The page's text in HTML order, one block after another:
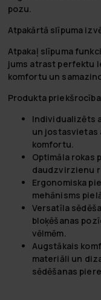
pozu.
Atpakārtā slīpuma
Atpakaļ slīpuma
jums atrast perfektu
komfortu un
Produkta
Individualizēts
un jostasvietas
komfortu.
Optimāla rokas
daudzvirzienu
Ergonomiska
mehānisms
Versatīla
bloķēšanas
vēlmēm.
Augstākais
materiāli un
sēdēšanas